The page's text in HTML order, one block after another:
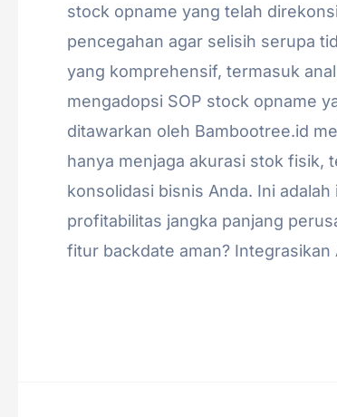
stock opname yang telah
pencegahan agar selisih serupa
yang komprehensif, termasuk
mengadopsi SOP stock opname
ditawarkan oleh Bambootree.id
hanya menjaga akurasi stok fisik,
konsolidasi bisnis Anda. Ini
profitabilitas jangka panjang
fitur backdate aman?